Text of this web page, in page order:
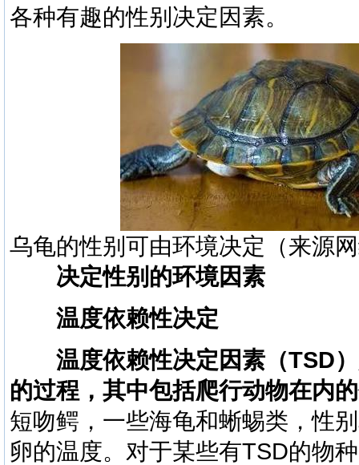
各种有趣的性别决定因素。
乌龟的性别可由环境决定（来源
决定性别的环境因素
温度依赖性决定
温度依赖性决定因素（TSD
的过程，其中包括爬行动物在内
短吻鳄，一些海龟和蜥蜴类，性
卵的温度。对于某些有TSD的物